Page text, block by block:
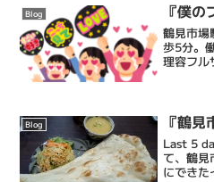
Blog 『僕の
鶴見市場
歩5分。
理容フル
バーバ
Blog 『鶴見
​Last 5
て、鶴見
にできた